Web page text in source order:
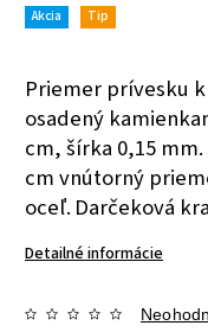
Akcia Tip
Priemer prívesku
osadený
cm, šírka 0,15 mm.
cm vnútorný
oceľ. Darčeková
Detailné informácie